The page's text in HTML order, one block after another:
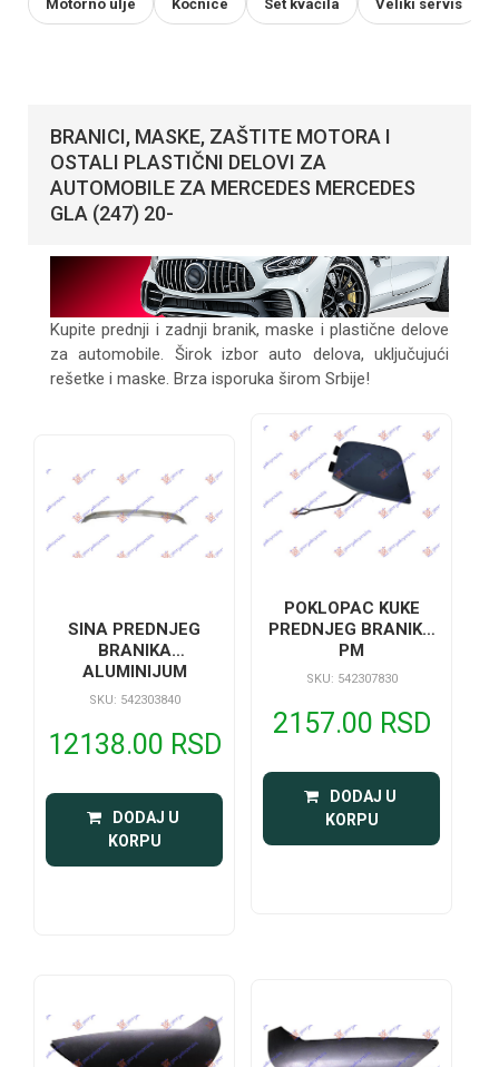
Motorno ulje Kočnice Set kvačila Veliki servis
BRANICI, MASKE, ZAŠTITE MOTORA I
OSTALI PLASTIČNI DELOVI ZA
AUTOMOBILE ZA MERCEDES MERCEDES
GLA (247) 20-
Kupite prednji i zadnji branik, maske i plastične delove
za automobile. Širok izbor auto delova, uključujući
rešetke i maske. Brza isporuka širom Srbije!
SINA PREDNJEG
BRANIKA
ALUMINIJUM
SKU: 542303840
12138.00 RSD
DODAJ U
KORPU
POKLOPAC KUKE
PREDNJEG BRANIKA
PM
SKU: 542307830
2157.00 RSD
DODAJ U
KORPU